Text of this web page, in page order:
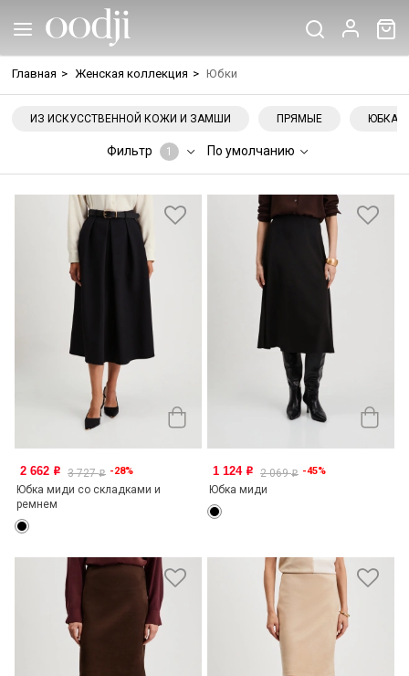
Главная > Женская коллекция > Юбки
ИЗ ИСКУССТВЕННОЙ КОЖИ И ЗАМШИ ПРЯМЫЕ ЮБКА-
Фильтр 1 По умолчанию
2 662 o 3 727o -28%
Юбка миди со складками и
ремнем
1 124 o 2 069o -45%
Юбка миди